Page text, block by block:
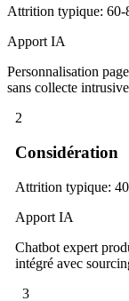
Attrition typique: 60-
Apport IA
Personnalisation
sans collecte
2
Considération
Attrition typique:
Apport IA
Chatbot expert
intégré avec
3